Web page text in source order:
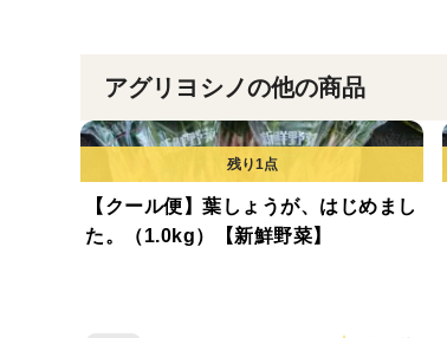
アグリヨシノの他の商品
【クール便】葉しょうが、はじめまし
た。（1.0kg）【新鮮野菜】